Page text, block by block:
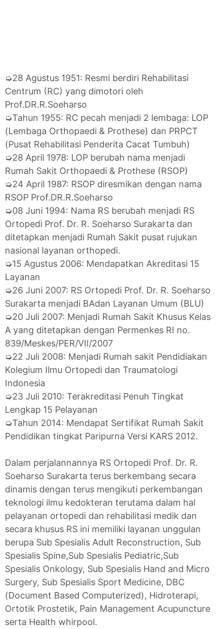
➭28 Agustus 1951: Resmi berdiri Rehabilitasi
Centrum (RC) yang dimotori oleh
Prof.DR.R.Soeharso
➭Tahun 1955: RC pecah menjadi 2 lembaga: LOP
(Lembaga Orthopaedi & Prothese) dan PRPCT
(Pusat Rehabilitasi Penderita Cacat Tumbuh)
➭28 April 1978: LOP berubah nama menjadi
Rumah Sakit Orthopaedi & Prothese (RSOP)
➭24 April 1987: RSOP diresmikan dengan nama
RSOP Prof.DR.R.Soeharso
➭08 Juni 1994: Nama RS berubah menjadi RS
Ortopedi Prof. Dr. R. Soeharso Surakarta dan
ditetapkan menjadi Rumah Sakit pusat rujukan
nasional layanan orthopedi.
➭15 Agustus 2006: Mendapatkan Akreditasi 15
Layanan
➭26 Juni 2007: RS Ortopedi Prof. Dr. R. Soeharso
Surakarta menjadi BAdan Layanan Umum (BLU)
➭20 Juli 2007: Menjadi Rumah Sakit Khusus Kelas
A yang ditetapkan dengan Permenkes RI no.
839/Meskes/PER/VII/2007
➭22 Juli 2008: Menjadi Rumah sakit Pendidiakan
Kolegium Ilmu Ortopedi dan Traumatologi
Indonesia
➭23 Juli 2010: Terakreditasi Penuh Tingkat
Lengkap 15 Pelayanan
➭Tahun 2014: Mendapat Sertifikat Rumah Sakit
Pendidikan tingkat Paripurna Versi KARS 2012.
Dalam perjalannannya RS Ortopedi Prof. Dr. R.
Soeharso Surakarta terus berkembang secara
dinamis dengan terus mengikuti perkembangan
teknologi ilmu kedokteran terutama dalam hal
pelayanan ortopedi dan rehabilitasi medik dan
secara khusus RS ini memiliki layanan unggulan
berupa Sub Spesialis Adult Reconstruction, Sub
Spesialis Spine,Sub Spesialis Pediatric,Sub
Spesialis Onkology, Sub Spesialis Hand and Micro
Surgery, Sub Spesialis Sport Medicine, DBC
(Document Based Computerized), Hidroterapi,
Ortotik Prostetik, Pain Management Acupuncture
serta Health whirpool.